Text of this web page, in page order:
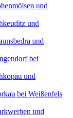
und
und
und
bei
und
bei Weißenfels
und